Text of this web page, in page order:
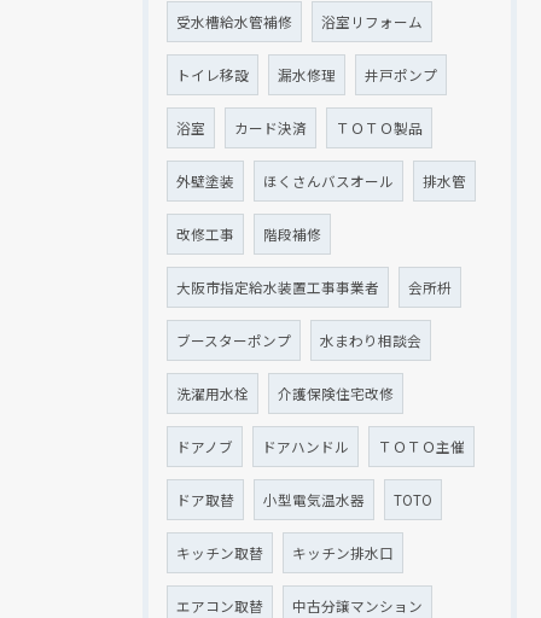
受水槽給水管補修 浴室リフォーム
トイレ移設 漏水修理 井戸ポンプ
浴室 カード決済 ＴＯＴＯ製品
外壁塗装 ほくさんバスオール 排水管
改修工事 階段補修
大阪市指定給水装置工事事業者 会所枡
ブースターポンプ 水まわり相談会
洗濯用水栓 介護保険住宅改修
ドアノブ ドアハンドル ＴＯＴＯ主催
ドア取替 小型電気温水器 TOTO
キッチン取替 キッチン排水口
エアコン取替 中古分譲マンション